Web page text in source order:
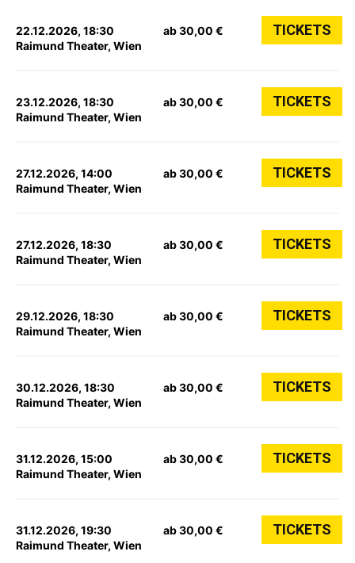
22.12.2026, 18:30
Raimund Theater, Wien
ab 30,00 € TICKETS
23.12.2026, 18:30
Raimund Theater, Wien
ab 30,00 € TICKETS
27.12.2026, 14:00
Raimund Theater, Wien
ab 30,00 € TICKETS
27.12.2026, 18:30
Raimund Theater, Wien
ab 30,00 € TICKETS
29.12.2026, 18:30
Raimund Theater, Wien
ab 30,00 € TICKETS
30.12.2026, 18:30
Raimund Theater, Wien
ab 30,00 € TICKETS
31.12.2026, 15:00
Raimund Theater, Wien
ab 30,00 € TICKETS
31.12.2026, 19:30
Raimund Theater, Wien
ab 30,00 € TICKETS